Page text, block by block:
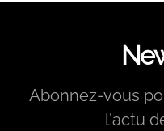
Abonnez-vous
l'actu